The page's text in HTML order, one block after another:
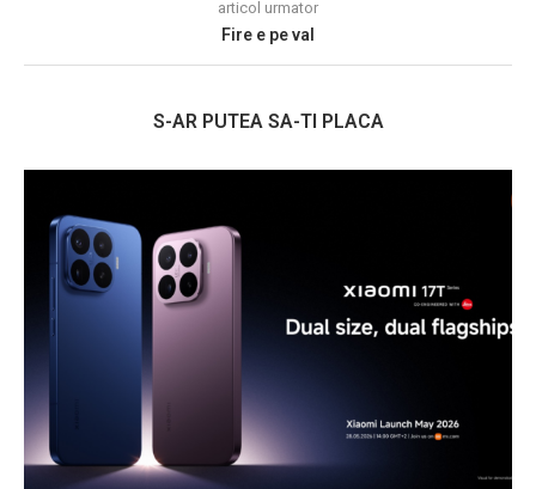
articol urmator
Fire e pe val
S-AR PUTEA SA-TI PLACA